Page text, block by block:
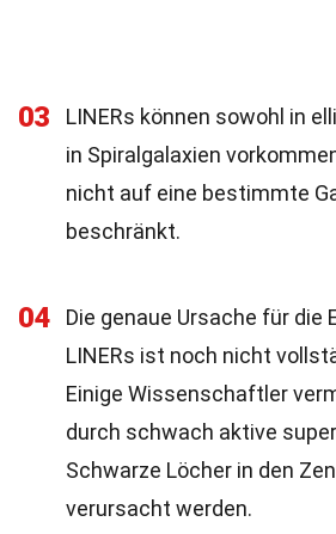
03
LINERs können sowohl in
in Spiralgalaxien
nicht auf eine bestimmte
beschränkt.
04
Die genaue Ursache für die
LINERs ist noch nicht
Einige Wissenschaftler
durch schwach aktive
Schwarze Löcher in den
verursacht werden.